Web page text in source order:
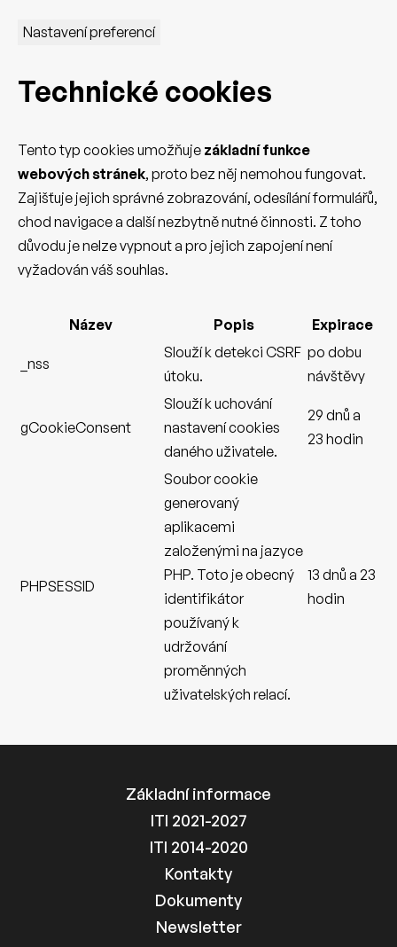
Nastavení preferencí
Technické cookies
Tento typ cookies umožňuje základní funkce
webových stránek, proto bez něj nemohou fungovat.
Zajišťuje jejich správné zobrazování, odesílání formulářů,
chod navigace a další nezbytně nutné činnosti. Z toho
důvodu je nelze vypnout a pro jejich zapojení není
vyžadován váš souhlas.
Název Popis Expirace
_nss
Slouží k detekci CSRF
útoku.
po dobu
návštěvy
gCookieConsent
Slouží k uchování
nastavení cookies
daného uživatele.
29 dnů a
23 hodin
PHPSESSID
Soubor cookie
generovaný
aplikacemi
založenými na jazyce
PHP. Toto je obecný
identifikátor
používaný k
udržování
proměnných
uživatelských relací.
13 dnů a 23
hodin
Základní informace
ITI 2021-2027
ITI 2014-2020
Kontakty
Dokumenty
Newsletter